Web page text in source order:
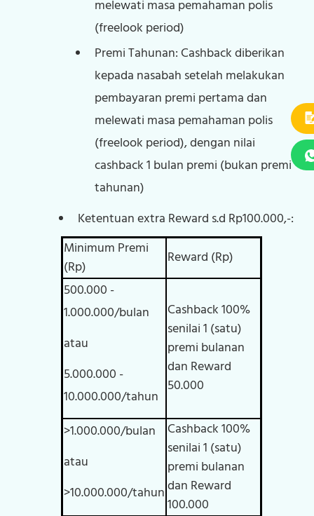
melewati masa pemahaman polis
(freelook period)
Premi Tahunan: Cashback diberikan
kepada nasabah setelah melakukan
pembayaran premi pertama dan
melewati masa pemahaman polis
(freelook period), dengan nilai
cashback 1 bulan premi (bukan premi
tahunan)
Ketentuan extra Reward s.d Rp100.000,-:
Minimum Premi
(Rp)
Reward (Rp)
500.000 -
1.000.000/bulan
atau
5.000.000 -
10.000.000/tahun
Cashback 100%
senilai 1 (satu)
premi bulanan
dan Reward
50.000
>1.000.000/bulan
atau
>10.000.000/tahun
Cashback 100%
senilai 1 (satu)
premi bulanan
dan Reward
100.000